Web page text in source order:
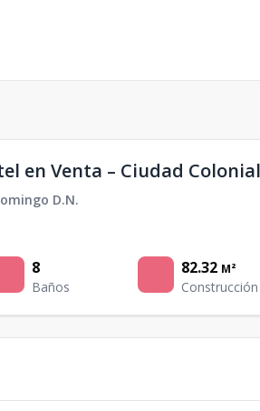
en Venta – Ciudad
D.N.
8
Baños
82.32 M²
Construcción